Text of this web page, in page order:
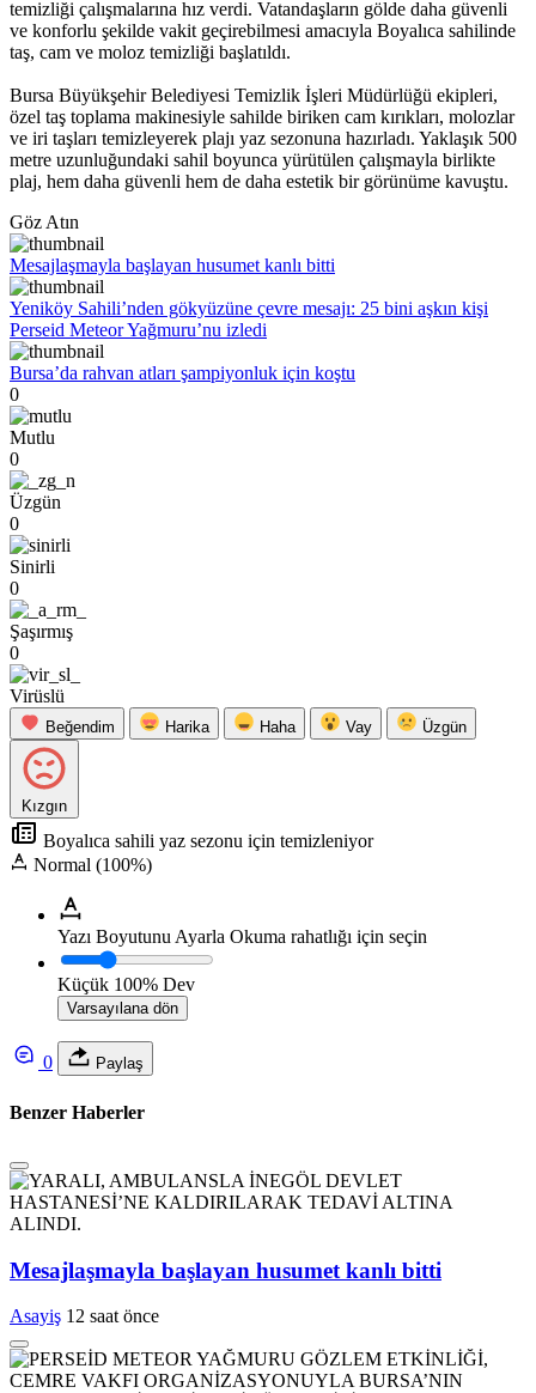
temizliği çalışmalarına hız verdi. Vatandaşların gölde daha güvenli
ve konforlu şekilde vakit geçirebilmesi amacıyla Boyalıca sahilinde
taş, cam ve moloz temizliği başlatıldı.
Bursa Büyükşehir Belediyesi Temizlik İşleri Müdürlüğü ekipleri,
özel taş toplama makinesiyle sahilde biriken cam kırıkları, molozlar
ve iri taşları temizleyerek plajı yaz sezonuna hazırladı. Yaklaşık 500
metre uzunluğundaki sahil boyunca yürütülen çalışmayla birlikte
plaj, hem daha güvenli hem de daha estetik bir görünüme kavuştu.
Göz Atın
Mesajlaşmayla başlayan husumet kanlı bitti
Yeniköy Sahili’nden gökyüzüne çevre mesajı: 25 bini aşkın kişi
Perseid Meteor Yağmuru’nu izledi
Bursa’da rahvan atları şampiyonluk için koştu
0
Mutlu
0
Üzgün
0
Sinirli
0
Şaşırmış
0
Virüslü
Beğendim Harika Haha Vay Üzgün
Kızgın
Boyalıca sahili yaz sezonu için temizleniyor
Normal (100%)
Yazı Boyutunu Ayarla Okuma rahatlığı için seçin
Küçük 100% Dev
Varsayılana dön
0 Paylaş
Benzer Haberler
Mesajlaşmayla başlayan husumet kanlı bitti
Asayiş 12 saat önce